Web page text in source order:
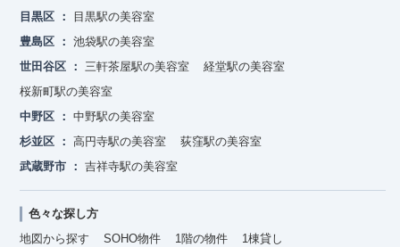
目黒区
目黒駅の美容室
豊島区
池袋駅の美容室
世田谷区
三軒茶屋駅の美容室
経堂駅の美容室
桜新町駅の美容室
中野区
中野駅の美容室
杉並区
高円寺駅の美容室
荻窪駅の美容室
武蔵野市
吉祥寺駅の美容室
色々な探し方
地図から探す
SOHO物件 1階の物件
1棟貸し